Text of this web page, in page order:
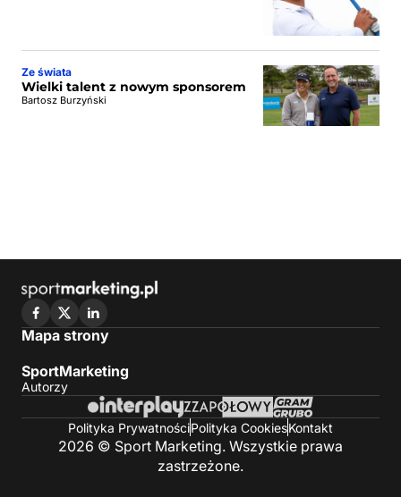
Ze świata
Wielki talent z nowym sponsorem
Bartosz Burzyński
Mapa strony
SportMarketing
Autorzy
Polityka PrywatnościPolityka CookiesKontakt
2026 © Sport Marketing. Wszystkie prawa
zastrzeżone.